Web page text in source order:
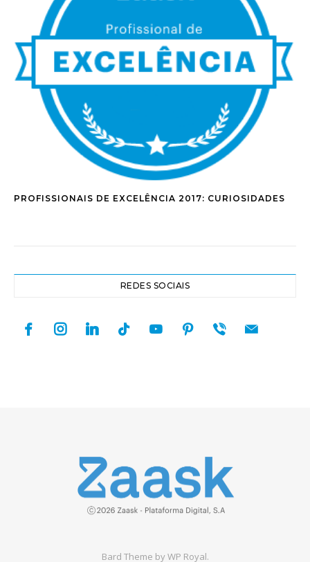
PROFISSIONAIS DE EXCELÊNCIA 2017: CURIOSIDADES
REDES SOCIAIS
facebookinstagramlinkedintiktok youtubepinterest
viber mail
Bard Theme byWP Royal.